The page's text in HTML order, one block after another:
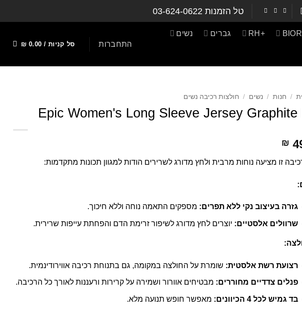
טל הזמנות 03-624-0622
+RH גברים נשים
התחברות סל קניות / ₪ 0.00
/ חנות / נשים / חולצות רכיבה נשים
Epic Women's Long Sleeve Jersey Graphite
₪
זו מציעה נוחות מרבית ולחץ מדורג לשרירים הודות למגוון תכונות מתקדמות:
:
גזרה בעיצוב נקי ללא תפרים: מספקים התאמה נוחה וללא חיכוך.
שרוולים אלסטיים: יוצרים לחץ מדורג לשיפור זרימת הדם והפחתת עייפות שרירית.
:
רצועת רשת אלסטית: שומרת על החולצה במקומה, גם בתנוחת רכיבה אווירודינמית.
פנלים צדדיים מחוררים: מבטיחים אוורור ושמירה על קרירות ורעננות לאורך כל הרכיבה.
בד גמיש לכל 4 הכיוונים : מאפשר חופש תנועה מלא.